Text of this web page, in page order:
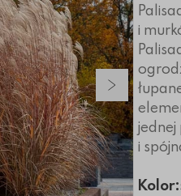
i
i
Kolor:
Następny